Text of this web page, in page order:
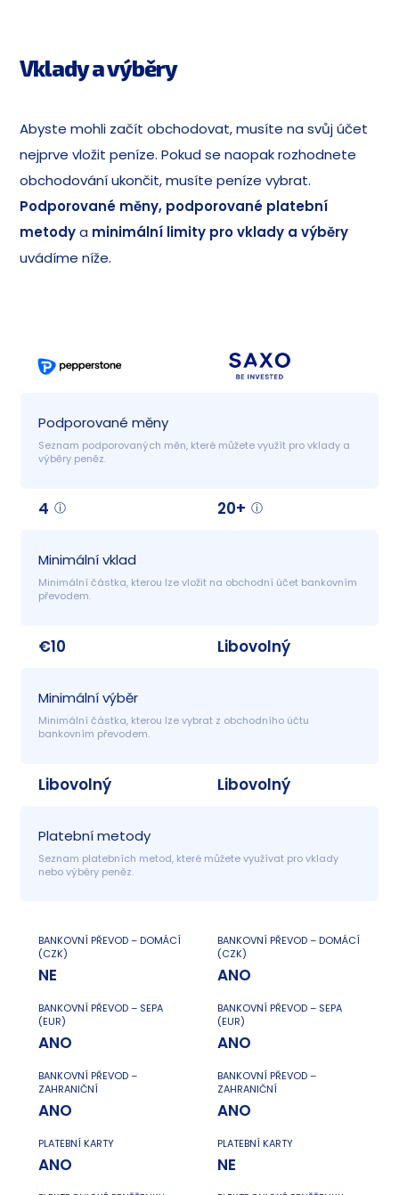
Vklady a výběry
Abyste mohli začít obchodovat, musíte na svůj účet
nejprve vložit peníze. Pokud se naopak rozhodnete
obchodování ukončit, musíte peníze vybrat.
Podporované měny, podporované platební
metodya minimální limity pro vklady a výběry
uvádíme níže.
Podporované měny
Seznam podporovaných měn, které můžete využít pro vklady a
výběry peněz.
4 20+
Minimální vklad
Minimální částka, kterou lze vložit na obchodní účet bankovním
převodem.
€10 Libovolný
Minimální výběr
Minimální částka, kterou lze vybrat z obchodního účtu
bankovním převodem.
Libovolný Libovolný
Platební metody
Seznam platebních metod, které můžete využívat pro vklady
nebo výběry peněz.
BANKOVNÍ PŘEVOD – DOMÁCÍ
(CZK)
NE
BANKOVNÍ PŘEVOD – SEPA
(EUR)
ANO
BANKOVNÍ PŘEVOD –
ZAHRANIČNÍ
ANO
PLATEBNÍ KARTY
ANO
BANKOVNÍ PŘEVOD – DOMÁCÍ
(CZK)
ANO
BANKOVNÍ PŘEVOD – SEPA
(EUR)
ANO
BANKOVNÍ PŘEVOD –
ZAHRANIČNÍ
ANO
PLATEBNÍ KARTY
NE